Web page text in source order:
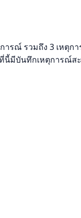
รณ์ รวมถึง 3 เหตุ
ที่นี้มีบันทึกเหตุการณ์ส